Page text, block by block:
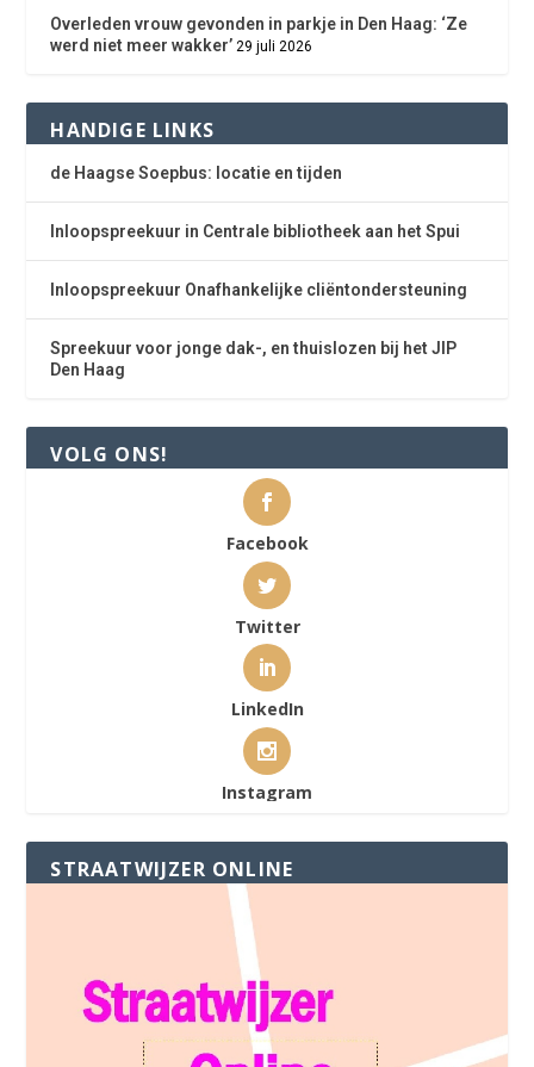
Overleden vrouw gevonden in parkje in Den Haag: ‘Ze
werd niet meer wakker’ 29 juli 2026
HANDIGE LINKS
de Haagse Soepbus: locatie en tijden
Inloopspreekuur in Centrale bibliotheek aan het Spui
Inloopspreekuur Onafhankelijke cliëntondersteuning
Spreekuur voor jonge dak-, en thuislozen bij het JIP
Den Haag
VOLG ONS!
Facebook
Twitter
LinkedIn
Instagram
STRAATWIJZER ONLINE